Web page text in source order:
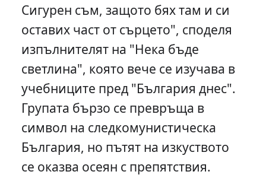
Сигурен съм, защото бях там и си
оставих част от сърцето", споделя
изпълнителят на "Нека бъде
светлина", която вече се изучава в
учебниците пред "България днес".
Групата бързо се превръща в
символ на следкомунистическа
България, но пътят на изкуството
се оказва осеян с препятствия.